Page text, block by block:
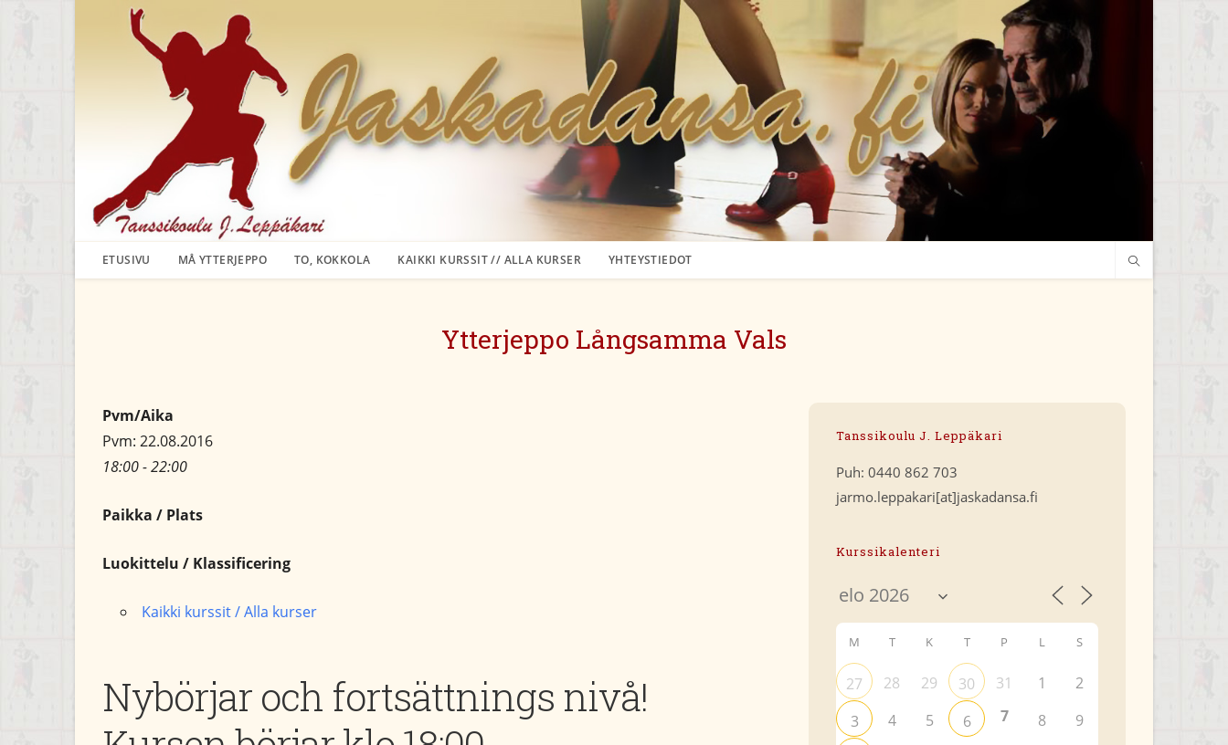
ETUSIVU MÅ YTTERJEPPO TO, KOKKOLA KAIKKI KURSSIT // ALLA KURSER YHTEYSTIEDOT
Ytterjeppo Långsamma Vals
Pvm/Aika
Pvm: 22.08.2016
18:00 - 22:00
Paikka / Plats
Luokittelu / Klassificering
Kaikki kurssit / Alla kurser
Nybörjar och fortsättnings nivå!
Tanssikoulu J. Leppäkari
Puh: 0440 862 703
jarmo.leppakari[at]jaskadansa.fi
Kurssikalenteri
M T K T P L S
27 28 29 30 31 1
2
3
4 5 6 7 8
9